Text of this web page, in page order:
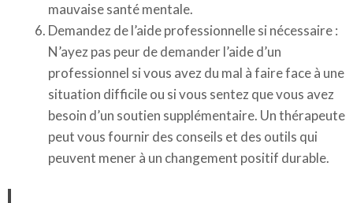
mauvaise santé mentale.
Demandez de l’aide professionnelle si nécessaire :
N’ayez pas peur de demander l’aide d’un
professionnel si vous avez du mal à faire face à une
situation difficile ou si vous sentez que vous avez
besoin d’un soutien supplémentaire. Un thérapeute
peut vous fournir des conseils et des outils qui
peuvent mener à un changement positif durable.